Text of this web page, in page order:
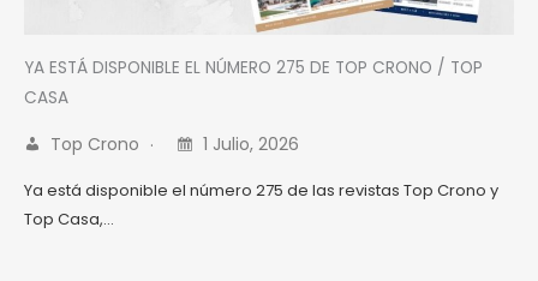
YA ESTÁ DISPONIBLE EL NÚMERO 275 DE TOP CRONO / TOP
CASA
Top Crono 1 Julio, 2026
Ya está disponible el número 275 de las revistas Top Crono y
Top Casa,…